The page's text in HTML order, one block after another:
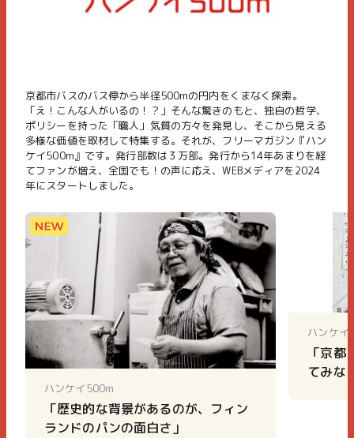
京都市バスのバス停から半径500mの円内をくまなく探索。
「え！こんな人がいるの！？」そんな驚きのもと、独自の哲学、
ポリシーを持った「職人」気質の方々を発見し、そこから見える
多様な価値を取材して特集する。それが、フリーマガジン『ハン
ケイ500m』です。発行部数は３万部。発行から14年あまりを経
てファンが増え、全国でも！の声に応え、WEBメディアを2024
年にスタートしました。
ハンケイ500m
「歴史的な背景があるのが、フィン
ランドのパンの面白さ」
ハンケイ
「京
てみな